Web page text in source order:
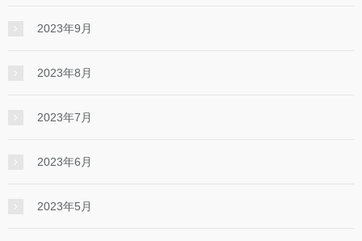
2023年9月
2023年8月
2023年7月
2023年6月
2023年5月